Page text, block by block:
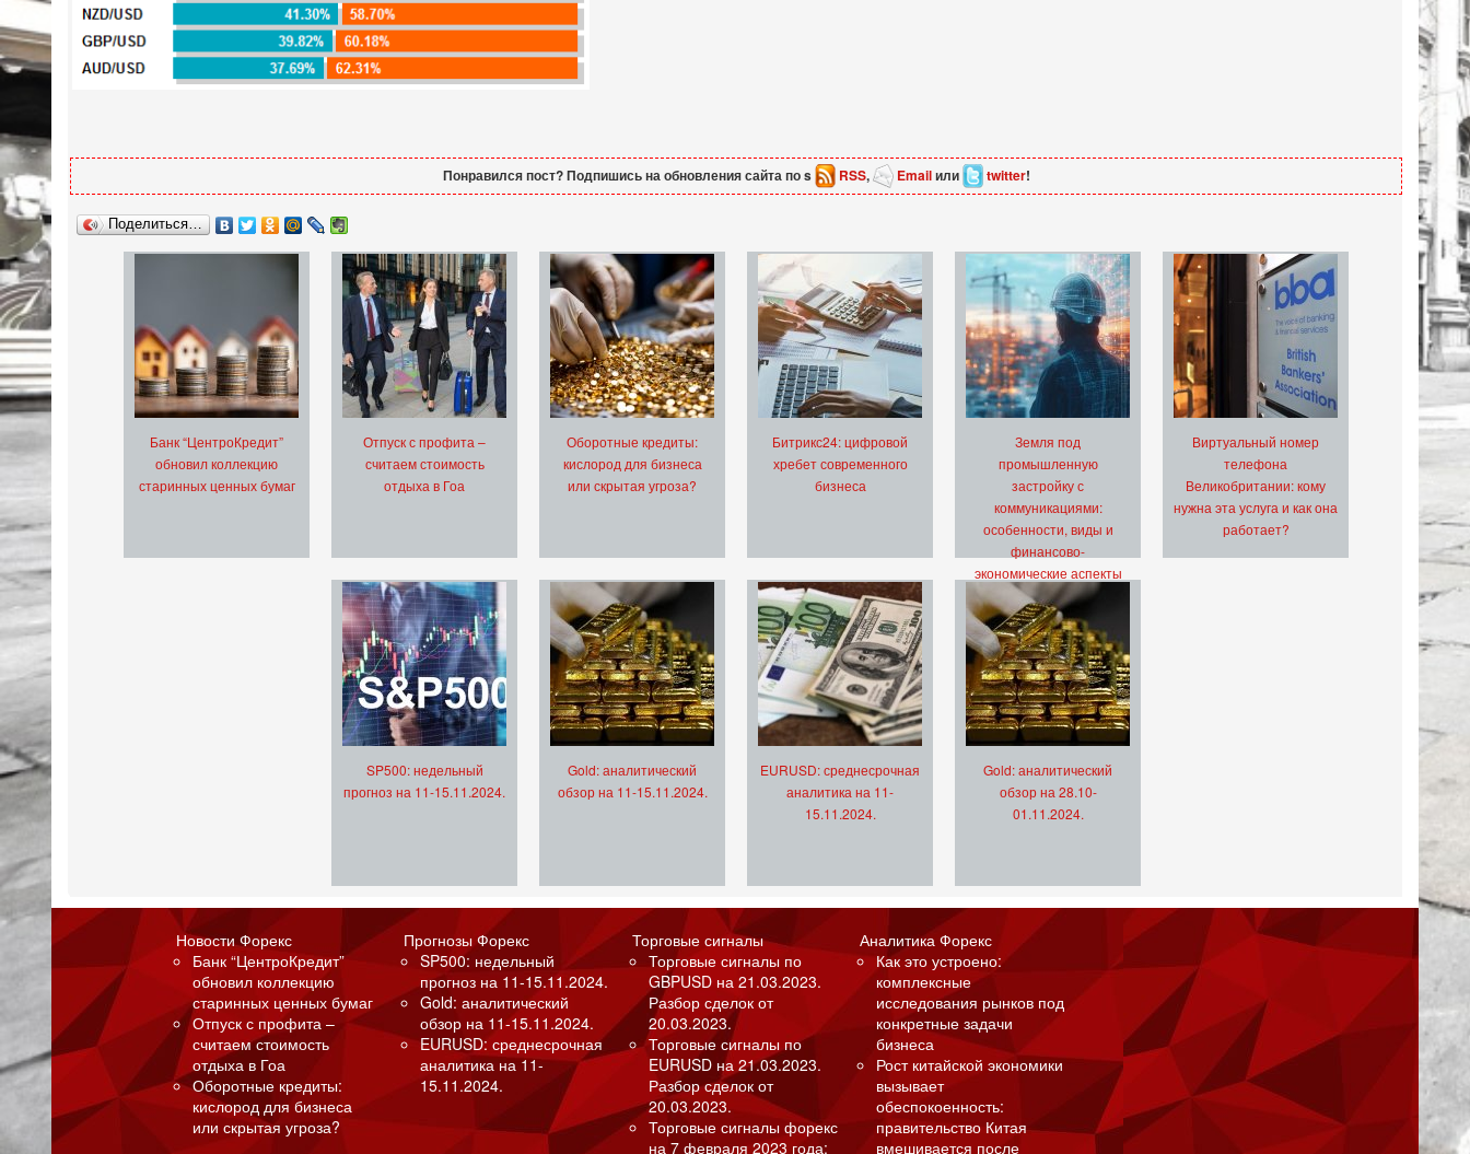
Понравился пост? Подпишись на обновления сайта по s RSS, Emailили twitter!
Поделиться…
Банк “ЦентроКредит”
обновил коллекцию
старинных ценных бумаг
Отпуск с профита –
считаем стоимость
отдыха в Гоа
Оборотные кредиты:
кислород для бизнеса
или скрытая угроза?
Битрикс24: цифровой
хребет современного
бизнеса
Земля под
промышленную
застройку с
коммуникациями:
особенности, виды и
финансово-
экономические аспекты
Виртуальный номер
телефона
Великобритании: кому
нужна эта услуга и как она
работает?
SP500: недельный
прогноз на 11-15.11.2024.
Gold: аналитический
обзор на 11-15.11.2024.
EURUSD: среднесрочная
аналитика на 11-
15.11.2024.
Gold: аналитический
обзор на 28.10-
01.11.2024.
Новости Форекс
Банк “ЦентроКредит”
обновил коллекцию
старинных ценных бумаг
Отпуск с профита –
считаем стоимость
отдыха в Гоа
Оборотные кредиты:
кислород для бизнеса
или скрытая угроза?
Прогнозы Форекс
SP500: недельный
прогноз на 11-15.11.2024.
Gold: аналитический
обзор на 11-15.11.2024.
EURUSD: среднесрочная
аналитика на 11-
15.11.2024.
Торговые сигналы
Торговые сигналы по
GBPUSD на 21.03.2023.
Разбор сделок от
20.03.2023.
Торговые сигналы по
EURUSD на 21.03.2023.
Разбор сделок от
20.03.2023.
Торговые сигналы форекс
на 7 февраля 2023 года:
Аналитика Форекс
Как это устроено:
комплексные
исследования рынков под
конкретные задачи
бизнеса
Рост китайской экономики
вызывает
обеспокоенность:
правительство Китая
вмешивается после